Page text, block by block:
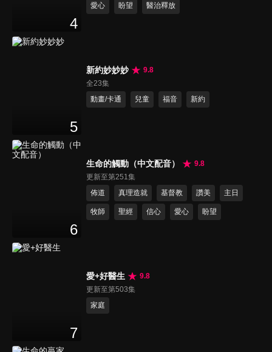
4
愛心 盼望 醫治釋放
5
新約妙妙妙
9.8
全23集
動畫/卡通
兒童 福音 新約
6
生命的觸動（中文配音）
9.8
更新至第251集
佈道
真理造就 基督教 讚美 主日
牧師 聖經 信心 愛心 盼望
7
愛+好醫生
9.8
更新至第503集
家庭